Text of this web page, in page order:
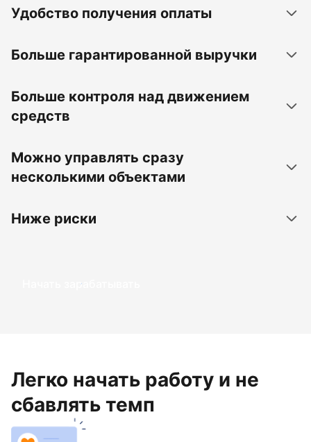
Удобство получения оплаты
Больше гарантированной выручки
Больше контроля над движением
средств
Можно управлять сразу
несколькими объектами
Ниже риски
Начать зарабатывать
Легко начать работу и не
сбавлять темп